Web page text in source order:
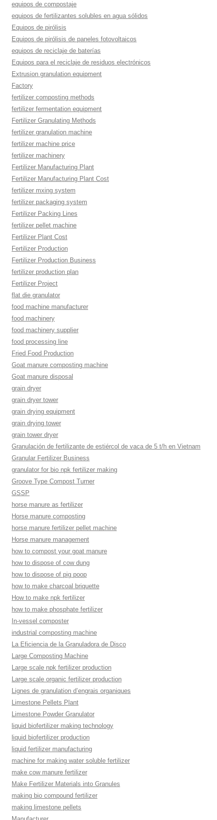
equipos de compostaje
equipos de fertilizantes solubles en agua sólidos
Equipos de pirólisis
Equipos de pirólisis de paneles fotovoltaicos
equipos de reciclaje de baterías
Equipos para el reciclaje de residuos electrónicos
Extrusion granulation equipment
Factory
fertilizer composting methods
fertilizer fermentation equipment
Fertilizer Granulating Methods
fertilizer granulation machine
fertilizer machine price
fertilizer machinery
Fertilizer Manufacturing Plant
Fertilizer Manufacturing Plant Cost
fertilizer mxing system
fertilizer packaging system
Fertilizer Packing Lines
fertilizer pellet machine
Fertilizer Plant Cost
Fertilizer Production
Fertilizer Production Business
fertilizer production plan
Fertilizer Project
flat die granulator
food machine manufacturer
food machinery
food machinery supplier
food processing line
Fried Food Production
Goat manure composting machine
Goat manure disposal
grain dryer
grain dryer tower
grain drying equipment
grain drying tower
grain tower dryer
Granulación de fertilizante de estiércol de vaca de 5 t/h en Vietnam
Granular Fertilizer Business
granulator for bio npk fertilizer making
Groove Type Compost Turner
GSSP
horse manure as fertilizer
Horse manure composting
horse manure fertilizer pellet machine
Horse manure management
how to compost your goat manure
how to dispose of cow dung
how to dispose of pig poop
how to make charcoal briquette
How to make npk fertilizer
how to make phosphate fertilizer
In-vessel composter
industrial composting machine
La Eficiencia de la Granuladora de Disco
Large Composting Machine
Large scale npk fertilizer production
Large scale organic fertilizer production
Lignes de granulation d’engrais organiques
Limestone Pellets Plant
Limestone Powder Granulator
liquid biofertilizer making technology
liquid biofertilizer production
liquid fertilizer manufacturing
machine for making water soluble fertilizer
make cow manure fertilizer
Make Fertilizer Materials into Granules
making bio compound fertilizer
making limestone pellets